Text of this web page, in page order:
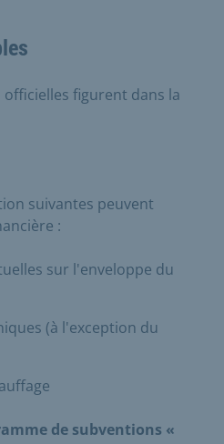
figurent dans la
suivantes peuvent
:
sur l'enveloppe du
(à l'exception du
de subventions «